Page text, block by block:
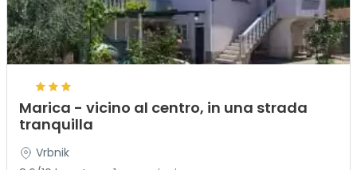
Marica - vicino al centro, in una strada
tranquilla
Vrbnik